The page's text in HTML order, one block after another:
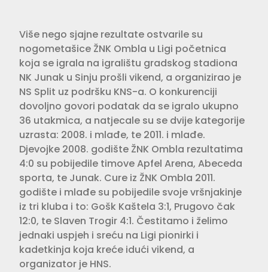
Više nego sjajne rezultate ostvarile su
nogometašice ŽNK Ombla u Ligi početnica
koja se igrala na igralištu gradskog stadiona
NK Junak u Sinju prošli vikend, a organizirao je
NS Split uz podršku KNS-a. O konkurenciji
dovoljno govori podatak da se igralo ukupno
36 utakmica, a natjecale su se dvije kategorije
uzrasta: 2008. i mlađe, te 2011. i mlađe.
Djevojke 2008. godište ŽNK Ombla rezultatima
4:0 su pobijedile timove Apfel Arena, Abeceda
sporta, te Junak. Cure iz ŽNK Ombla 2011.
godište i mlađe su pobijedile svoje vršnjakinje
iz tri kluba i to: Gošk Kaštela 3:1, Prugovo čak
12:0, te Slaven Trogir 4:1. Čestitamo i želimo
jednaki uspjeh i sreću na Ligi pionirki i
kadetkinja koja kreće idući vikend, a
organizator je HNS.